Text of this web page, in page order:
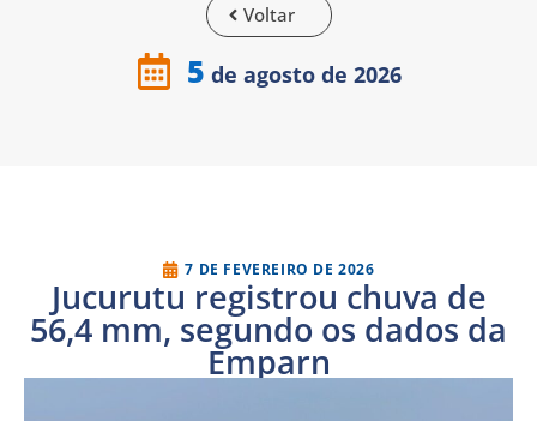
Voltar
5 de agosto de 2026
7 DE FEVEREIRO DE 2026
Jucurutu registrou chuva de
56,4 mm, segundo os dados da
Emparn